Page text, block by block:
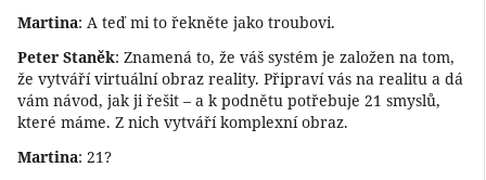
Martina: A teď mi to řekněte jako troubovi.
Peter Staněk: Znamená to, že váš systém je založen na tom,
že vytváří virtuální obraz reality. Připraví vás na realitu a dá
vám návod, jak ji řešit – a k podnětu potřebuje 21 smyslů,
které máme. Z nich vytváří komplexní obraz.
Martina: 21?